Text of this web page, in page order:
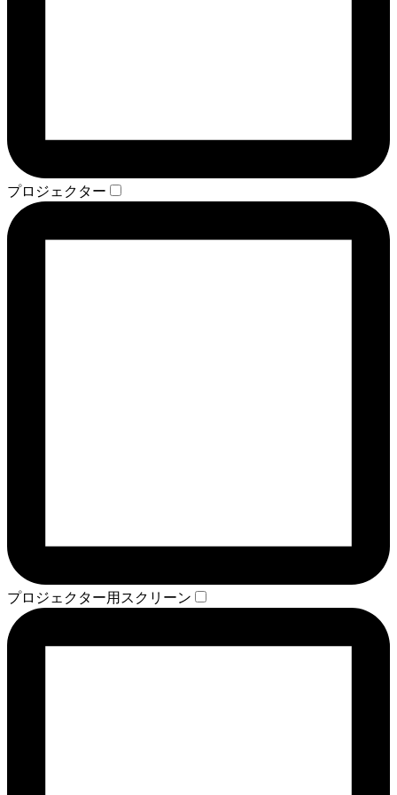
プロジェクター
プロジェクター用スクリーン